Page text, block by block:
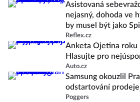
Asistovaná
nejasný, dohoda ve
by musel být jako
Reflex.cz
Anketa Ojetina roku
Hlasujte pro
Auto.cz
Samsung okouzlil
odstartování
Poggers